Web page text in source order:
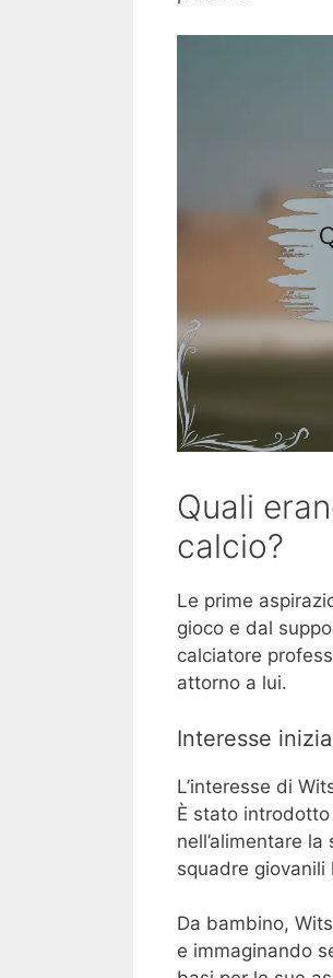
Quali
calcio?
Le prime
gioco e dal
calciatore
attorno a lui.
Interesse
L’interesse di
È stato
nell’alimentare
squadre giovanili
Da bambino,
e immaginando